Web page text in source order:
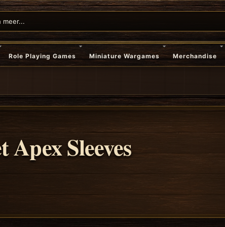
Role Playing Games Miniature Wargames Merchandise
Sleeves